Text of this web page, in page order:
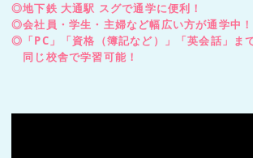
◎地下鉄 大通駅 スグで通学に便利！
◎会社員・学生・主婦など幅広い方が通学中！
◎「PC」「資格（簿記など）」「英会話」ま
同じ校舎で学習可能！